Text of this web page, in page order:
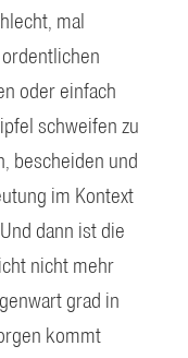
mal
oder einfach
schweifen zu
bescheiden und
im Kontext
dann ist die
nicht mehr
grad in
kommt